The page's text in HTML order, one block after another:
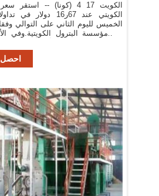
الكويت 17 4 (كونا) --
الكويتي عند 67ر16
الخميس لليوم الثاني على التوالي
من مؤسسة البترول الكويتية.وفي
احصل